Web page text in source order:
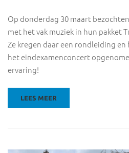
Op donderdag 30 maart
met het vak muziek in hun pakket
Ze kregen daar een rondleiding
het eindexamenconcert
ervaring!
LEES MEER